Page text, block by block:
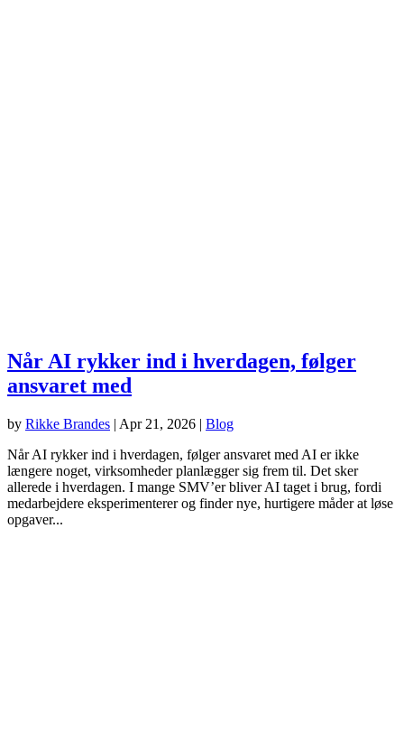
Når AI rykker ind i hverdagen, følger
ansvaret med
by Rikke Brandes | Apr 21, 2026 | Blog
Når AI rykker ind i hverdagen, følger ansvaret med AI er ikke
længere noget, virksomheder planlægger sig frem til. Det sker
allerede i hverdagen. I mange SMV’er bliver AI taget i brug, fordi
medarbejdere eksperimenterer og finder nye, hurtigere måder at løse
opgaver...